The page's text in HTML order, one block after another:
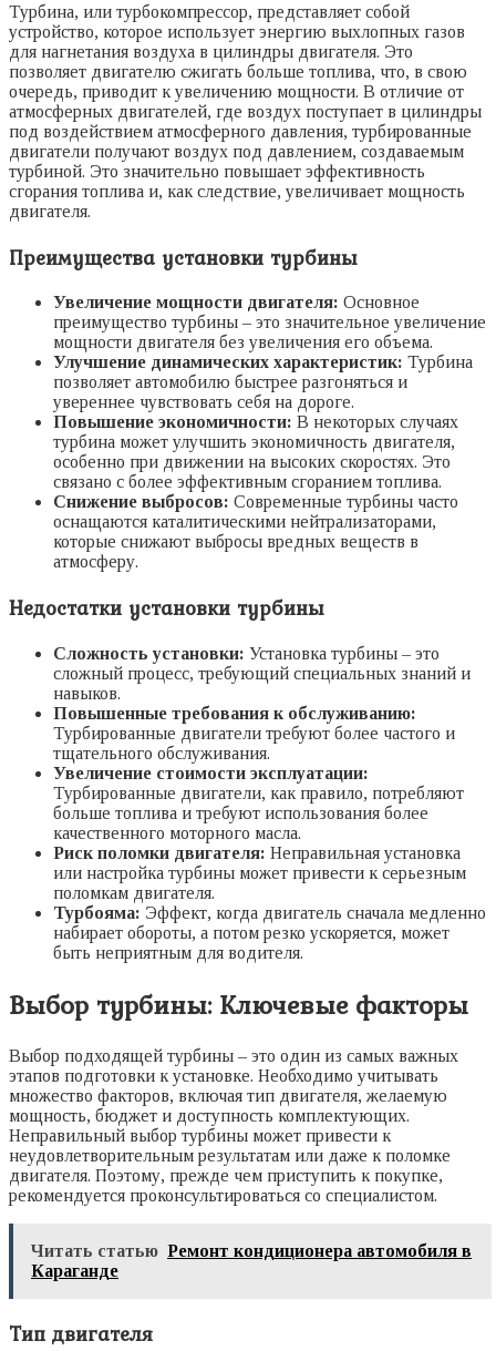
Турбина, или турбокомпрессор, представляет собой
устройство, которое использует энергию выхлопных газов
для нагнетания воздуха в цилиндры двигателя. Это
позволяет двигателю сжигать больше топлива, что, в свою
очередь, приводит к увеличению мощности. В отличие от
атмосферных двигателей, где воздух поступает в цилиндры
под воздействием атмосферного давления, турбированные
двигатели получают воздух под давлением, создаваемым
турбиной. Это значительно повышает эффективность
сгорания топлива и, как следствие, увеличивает мощность
двигателя.
Преимущества установки турбины
Увеличение мощности двигателя: Основное
преимущество турбины – это значительное увеличение
мощности двигателя без увеличения его объема.
Улучшение динамических характеристик: Турбина
позволяет автомобилю быстрее разгоняться и
увереннее чувствовать себя на дороге.
Повышение экономичности: В некоторых случаях
турбина может улучшить экономичность двигателя,
особенно при движении на высоких скоростях. Это
связано с более эффективным сгоранием топлива.
Снижение выбросов: Современные турбины часто
оснащаются каталитическими нейтрализаторами,
которые снижают выбросы вредных веществ в
атмосферу.
Недостатки установки турбины
Сложность установки: Установка турбины – это
сложный процесс, требующий специальных знаний и
навыков.
Повышенные требования к обслуживанию:
Турбированные двигатели требуют более частого и
тщательного обслуживания.
Увеличение стоимости эксплуатации:
Турбированные двигатели, как правило, потребляют
больше топлива и требуют использования более
качественного моторного масла.
Риск поломки двигателя: Неправильная установка
или настройка турбины может привести к серьезным
поломкам двигателя.
Турбояма: Эффект, когда двигатель сначала медленно
набирает обороты, а потом резко ускоряется, может
быть неприятным для водителя.
Выбор турбины: Ключевые факторы
Выбор подходящей турбины – это один из самых важных
этапов подготовки к установке. Необходимо учитывать
множество факторов, включая тип двигателя, желаемую
мощность, бюджет и доступность комплектующих.
Неправильный выбор турбины может привести к
неудовлетворительным результатам или даже к поломке
двигателя. Поэтому, прежде чем приступить к покупке,
рекомендуется проконсультироваться со специалистом.
Читать статью Ремонт кондиционера автомобиля в
Караганде
Тип двигателя